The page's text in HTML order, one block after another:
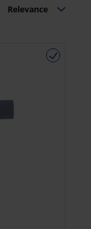
Relevance